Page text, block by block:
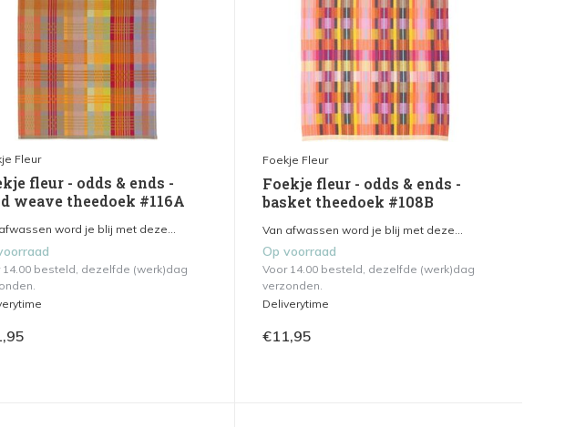
Fleur
fleur - odds & ends -
weave theedoek #116A
word je blij met deze...
14.00 besteld, dezelfde (werk)dag
Foekje Fleur
Foekje fleur - odds & ends -
basket theedoek #108B
Van afwassen word je blij met deze...
Op voorraad
Voor 14.00 besteld, dezelfde (werk)dag
verzonden.
Deliverytime
€11,95